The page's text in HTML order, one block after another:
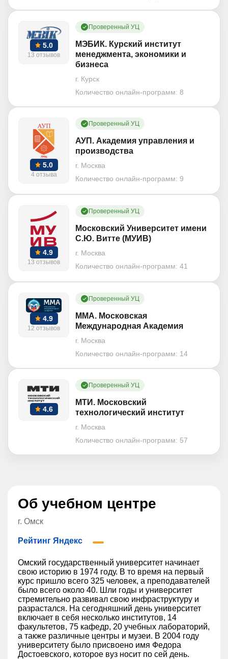
5.0
13 отзывов
Проверенный УЦ
МЭБИК. Курский институт
менеджмента, экономики и
бизнеса
г. Курск
Количество онлайн-программ: 8
5.0
4 отзыва
Проверенный УЦ
АУП. Академия управления и
производства
г. Москва
Количество онлайн-программ: 9
4.9
13 отзывов
Проверенный УЦ
Московский Университет имени
С.Ю. Витте (МУИВ)
г. Москва
Количество онлайн-программ: 41
4.9
12 отзывов
Проверенный УЦ
ММА. Московская
Международная Академия
г. Москва
Количество онлайн-программ: 14
4.6
Проверенный УЦ
МТИ. Московский
технологический институт
г. Москва
Количество онлайн-программ: 57
Об учебном центре
г. Омск
Рейтинг Яндекс
Омский государственный университет начинает
свою историю в 1974 году. В то время на первый
курс пришло всего 325 человек, а преподавателей
было всего около 40. Шли годы и университет
стремительно развивал свою инфраструктуру и
разрастался. На сегодняшний день университет
включает в себя несколько институтов, 14
факультетов, 75 кафедр, 20 учебных лабораторий,
а также различные центры и музеи. В 2004 году
университету было присвоено имя Федора
Достоевского, которое вуз носит по сей день.